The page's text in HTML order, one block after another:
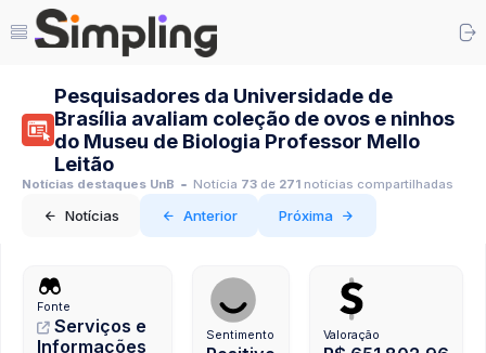
Pesquisadores da Universidade de
Brasília avaliam coleção de ovos e ninhos
do Museu de Biologia Professor Mello
Leitão
Notícias destaques UnB Notícia 73 de 271 notícias compartilhadas
Notícias Anterior Próxima
Fonte
Serviços e
Informações
Sentimento Valoração